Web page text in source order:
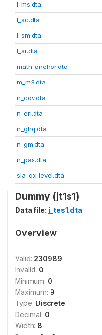
l_ms.dta
l_sc.dta
l_sm.dta
l_sr.dta
math_anchor.dta
m_m3.dta
n_cov.dta
n_eri.dta
n_ghq.dta
n_gm.dta
n_pas.dta
sla_qx_level.dta
Dummy (jt1s1)
Data file: j_tes1.dta
Overview
Valid: 230989
Invalid: 0
Minimum: 0
Maximum: 9
Type: Discrete
Decimal: 0
Width: 8